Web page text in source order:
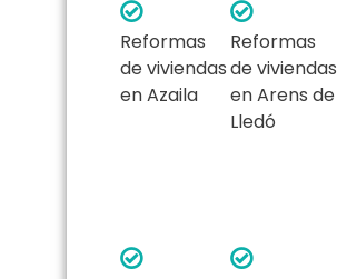
Reformas
de viviendas
en Azaila
Reformas
de viviendas
en Arens de
Lledó